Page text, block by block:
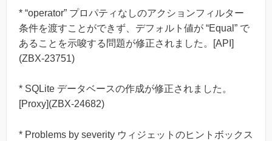
* “operator” プロパティなしのアクションフィルター
条件を渡すことができず、デフォルト値が “Equal” で
あることを示唆する問題が修正されました。[API]
(ZBX-23751)
* SQLite データベースの作成が修正されました。
[Proxy](ZBX-24682)
* Problems by severity ウィジェットのヒントボックス